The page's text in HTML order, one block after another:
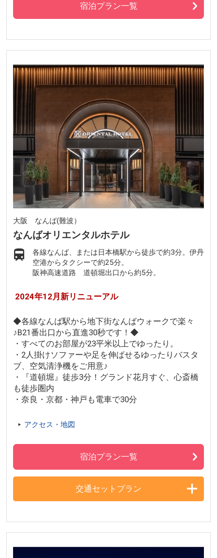
宿泊プラン一覧
大阪 なんば(難波）
なんばオリエンタルホテル
各線なんば、または日本橋駅から徒歩で約3分。伊丹
空港からタクシーで約25分。
阪神高速道路 道頓堀出口から約5分。
2024年12月新リニューアル
◆各線なんば駅から地下街なんばウォークで楽々
♪B21番出口から直進30秒です！◆
・すべてのお部屋が23平米以上でゆったり。
・2人掛けソファーや足を伸ばせるゆったりバスタ
ブ、空気清浄機をご用意♪
・『道頓堀』徒歩3分！グランド花月すぐ、心斎橋
も徒歩圏内
・奈良・京都・神戸も電車で30分
アクセス・地図
宿泊プラン一覧
交通セットプラン